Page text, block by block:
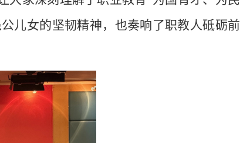
儿女的坚韧精神，也奏响了职教人砥砺前